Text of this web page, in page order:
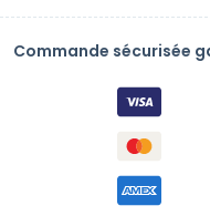
Commande sécurisée